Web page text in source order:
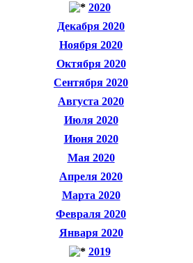
2020
Декабря 2020
Ноября 2020
Октября 2020
Сентября 2020
Августа 2020
Июля 2020
Июня 2020
Мая 2020
Апреля 2020
Марта 2020
Февраля 2020
Января 2020
2019